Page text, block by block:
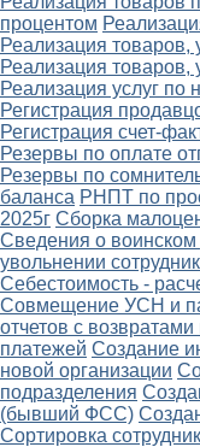
процентом
Реализация
Реализация
Реализация услуг по
Регистрация
Регистрация счет-
Резервы по оплате
Резервы по
баланса РНПТ по
2025г Сборка
Сведения о воинском
увольнении
Себестоимость -
Совмещение УСН и
отчетов с
платежей Создание
новой организации
подразделения
(бывший ФСС)
Сортировка